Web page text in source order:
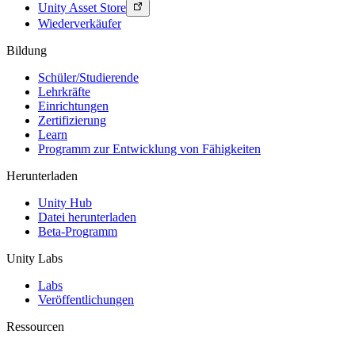
Unity Asset Store
Wiederverkäufer
Bildung
Schüler/Studierende
Lehrkräfte
Einrichtungen
Zertifizierung
Learn
Programm zur Entwicklung von Fähigkeiten
Herunterladen
Unity Hub
Datei herunterladen
Beta-Programm
Unity Labs
Labs
Veröffentlichungen
Ressourcen